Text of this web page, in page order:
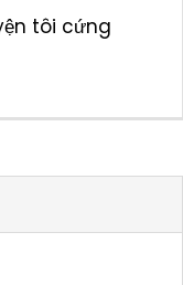
tôi cứng